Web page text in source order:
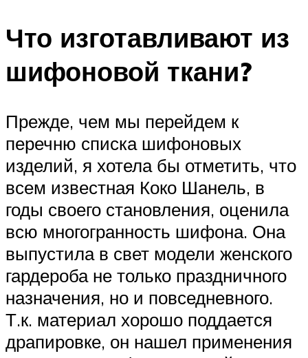
Что изготавливают из
шифоновой ткани?
Прежде, чем мы перейдем к
перечню списка шифоновых
изделий, я хотела бы отметить, что
всем известная Коко Шанель, в
годы своего становления, оценила
всю многогранность шифона. Она
выпустила в свет модели женского
гардероба не только праздничного
назначения, но и повседневного.
Т.к. материал хорошо поддается
драпировке, он нашел применения